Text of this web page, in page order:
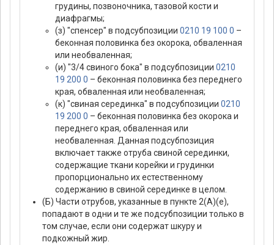
грудины, позвоночника, тазовой кости и
диафрагмы;
(з) "спенсер" в подсубпозиции 0210 19 100 0 –
беконная половинка без окорока, обваленная
или необваленная;
(и) "3/4 свиного бока" в подсубпозиции 0210
19 200 0 – беконная половинка без переднего
края, обваленная или необваленная;
(к) "свиная серединка" в подсубпозиции 0210
19 200 0 – беконная половинка без окорока и
переднего края, обваленная или
необваленная. Данная подсубпозиция
включает также отруба свиной серединки,
содержащие ткани корейки и грудинки
пропорционально их естественному
содержанию в свиной серединке в целом.
(Б) Части отрубов, указанные в пункте 2(А)(е),
попадают в одни и те же подсубпозиции только в
том случае, если они содержат шкуру и
подкожный жир.